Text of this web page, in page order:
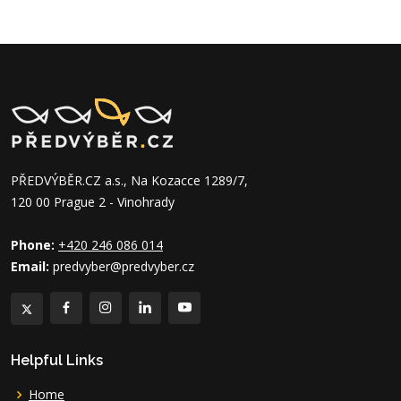
PŘEDVÝBĚR.CZ a.s., Na Kozacce 1289/7,
120 00 Prague 2 - Vinohrady
Phone: +420 246 086 014
Email: predvyber@predvyber.cz
Helpful Links
Home